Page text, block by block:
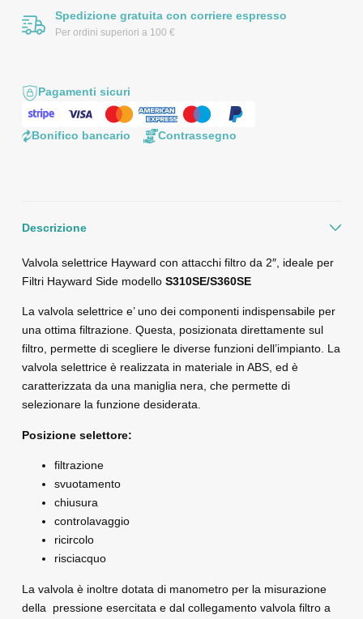
Spedizione gratuita con corriere espresso
Per ordini superiori a 100 €
Pagamenti sicuri
Bonifico bancario Contrassegno
Descrizione
Valvola selettrice Hayward con attacchi filtro da 2″, ideale per
Filtri Hayward Side modello S310SE/S360SE
La valvola selettrice e’ uno dei componenti indispensabile per
una ottima filtrazione. Questa, posizionata direttamente sul
filtro, permette di scegliere le diverse funzioni dell’impianto. La
valvola selettrice è realizzata in materiale in ABS, ed è
caratterizzata da una maniglia nera, che permette di
selezionare la funzione desiderata.
Posizione selettore:
filtrazione
svuotamento
chiusura
controlavaggio
ricircolo
risciacquo
La valvola è inoltre dotata di manometro per la misurazione
della pressione esercitata e dal collegamento valvola filtro a